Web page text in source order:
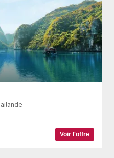
Voir l'offre